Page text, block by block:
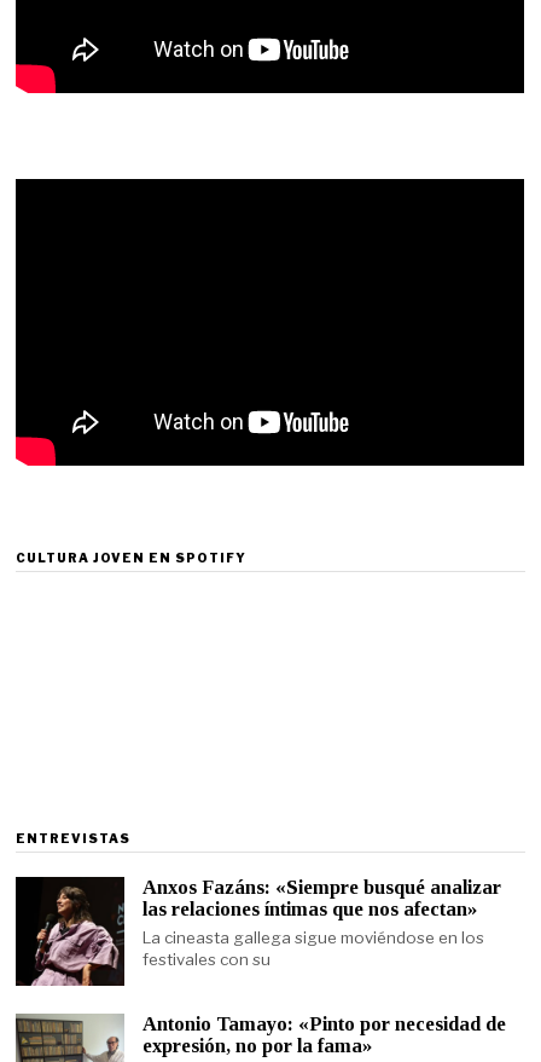
CULTURA JOVEN EN SPOTIFY
ENTREVISTAS
Anxos Fazáns: «Siempre busqué analizar
las relaciones íntimas que nos afectan»
La cineasta gallega sigue moviéndose en los
festivales con su
Antonio Tamayo: «Pinto por necesidad de
expresión, no por la fama»